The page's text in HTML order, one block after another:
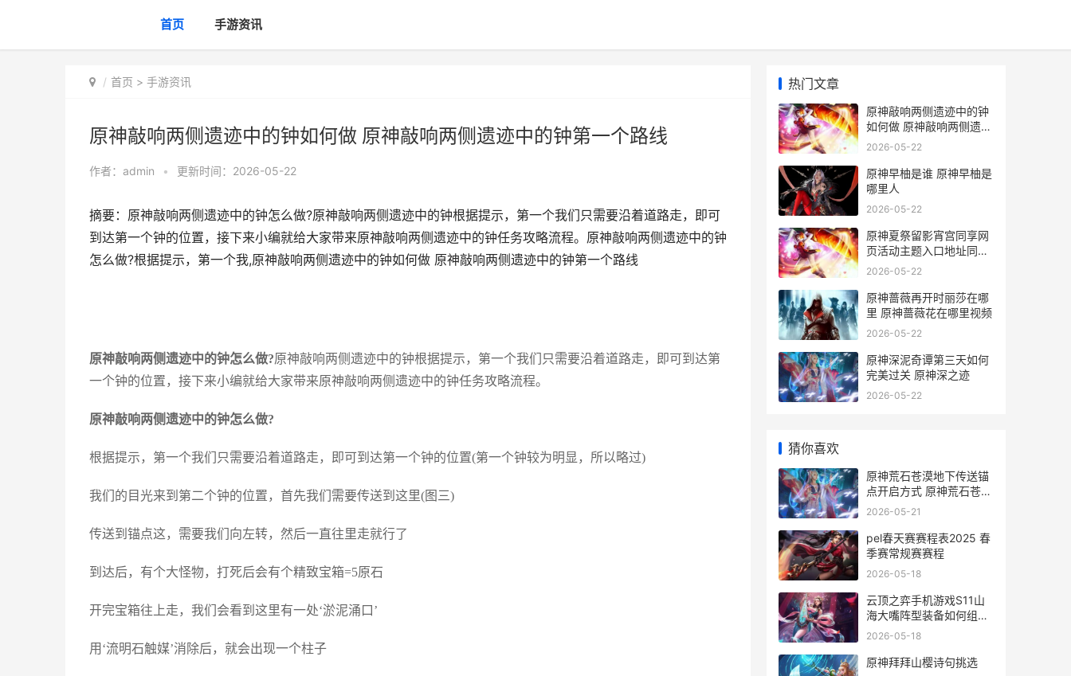
首页 手游资讯
首页 > 手游资讯
原神敲响两侧遗迹中的钟如何做 原神敲响两侧遗迹中的钟第一个路线
作者： admin • 更新时间：2026-05-22
摘要：原神敲响两侧遗迹中的钟怎么做?原神敲响两侧遗迹中的钟根据提示，第一个我们只需要沿着道路走，即可
到达第一个钟的位置，接下来小编就给大家带来原神敲响两侧遗迹中的钟任务攻略流程。原神敲响两侧遗迹中的钟
怎么做?根据提示，第一个我,原神敲响两侧遗迹中的钟如何做 原神敲响两侧遗迹中的钟第一个路线
原神敲响两侧遗迹中的钟怎么做?原神敲响两侧遗迹中的钟根据提示，第一个我们只需要沿着道路走，即可到达第
一个钟的位置，接下来小编就给大家带来原神敲响两侧遗迹中的钟任务攻略流程。
原神敲响两侧遗迹中的钟怎么做?
根据提示，第一个我们只需要沿着道路走，即可到达第一个钟的位置(第一个钟较为明显，所以略过)
我们的目光来到第二个钟的位置，首先我们需要传送到这里(图三)
传送到锚点这，需要我们向左转，然后一直往里走就行了
到达后，有个大怪物，打死后会有个精致宝箱=5原石
开完宝箱往上走，我们会看到这里有一处‘淤泥涌口’
用‘流明石触媒’消除后，就会出现一个柱子
热门文章
原神敲响两侧遗迹中的钟
如何做 原神敲响两侧遗迹
中的钟第一个路线
2026-05-22
原神早柚是谁 原神早柚是
哪里人
2026-05-22
原神夏祭留影宵宫同享网
页活动主题入口地址同享
原神夏祭是什么
2026-05-22
原神蔷薇再开时丽莎在哪
里 原神蔷薇花在哪里视频
2026-05-22
原神深泥奇谭第三天如何
完美过关 原神深之迹
2026-05-22
猜你喜欢
原神荒石苍漠地下传送锚
点开启方式 原神荒石苍漠
地图上白色种子标记是什
2026-05-21
pel春天赛赛程表2025 春
季赛常规赛赛程
2026-05-18
云顶之弈手机游戏S11山
海大嘴阵型装备如何组合
云顶之弈手机游戏怎么玩
2026-05-18
原神拜拜山樱诗句挑选